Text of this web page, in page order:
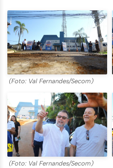
(Foto: Val Fernandes/Secom)
(Foto: Val Fernandes/Secom)